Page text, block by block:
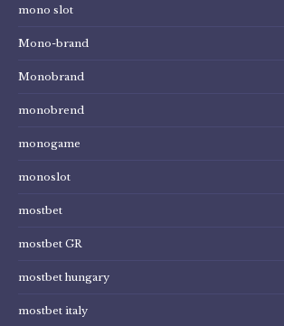
mono slot
Mono-brand
Monobrand
monobrend
monogame
monoslot
mostbet
mostbet GR
mostbet hungary
mostbet italy